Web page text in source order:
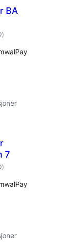
BA
totale
vurderinger
)
7
totale
vurderinger
)